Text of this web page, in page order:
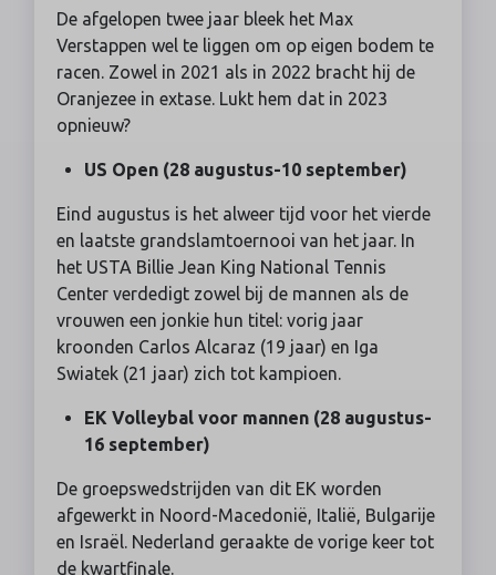
De afgelopen twee jaar bleek het Max
Verstappen wel te liggen om op eigen bodem te
racen. Zowel in 2021 als in 2022 bracht hij de
Oranjezee in extase. Lukt hem dat in 2023
opnieuw?
US Open (28 augustus-10 september)
Eind augustus is het alweer tijd voor het vierde
en laatste grandslamtoernooi van het jaar. In
het USTA Billie Jean King National Tennis
Center verdedigt zowel bij de mannen als de
vrouwen een jonkie hun titel: vorig jaar
kroonden Carlos Alcaraz (19 jaar) en Iga
Swiatek (21 jaar) zich tot kampioen.
EK Volleybal voor mannen (28 augustus-
16 september)
De groepswedstrijden van dit EK worden
afgewerkt in Noord-Macedonië, Italië, Bulgarije
en Israël. Nederland geraakte de vorige keer tot
de kwartfinale.